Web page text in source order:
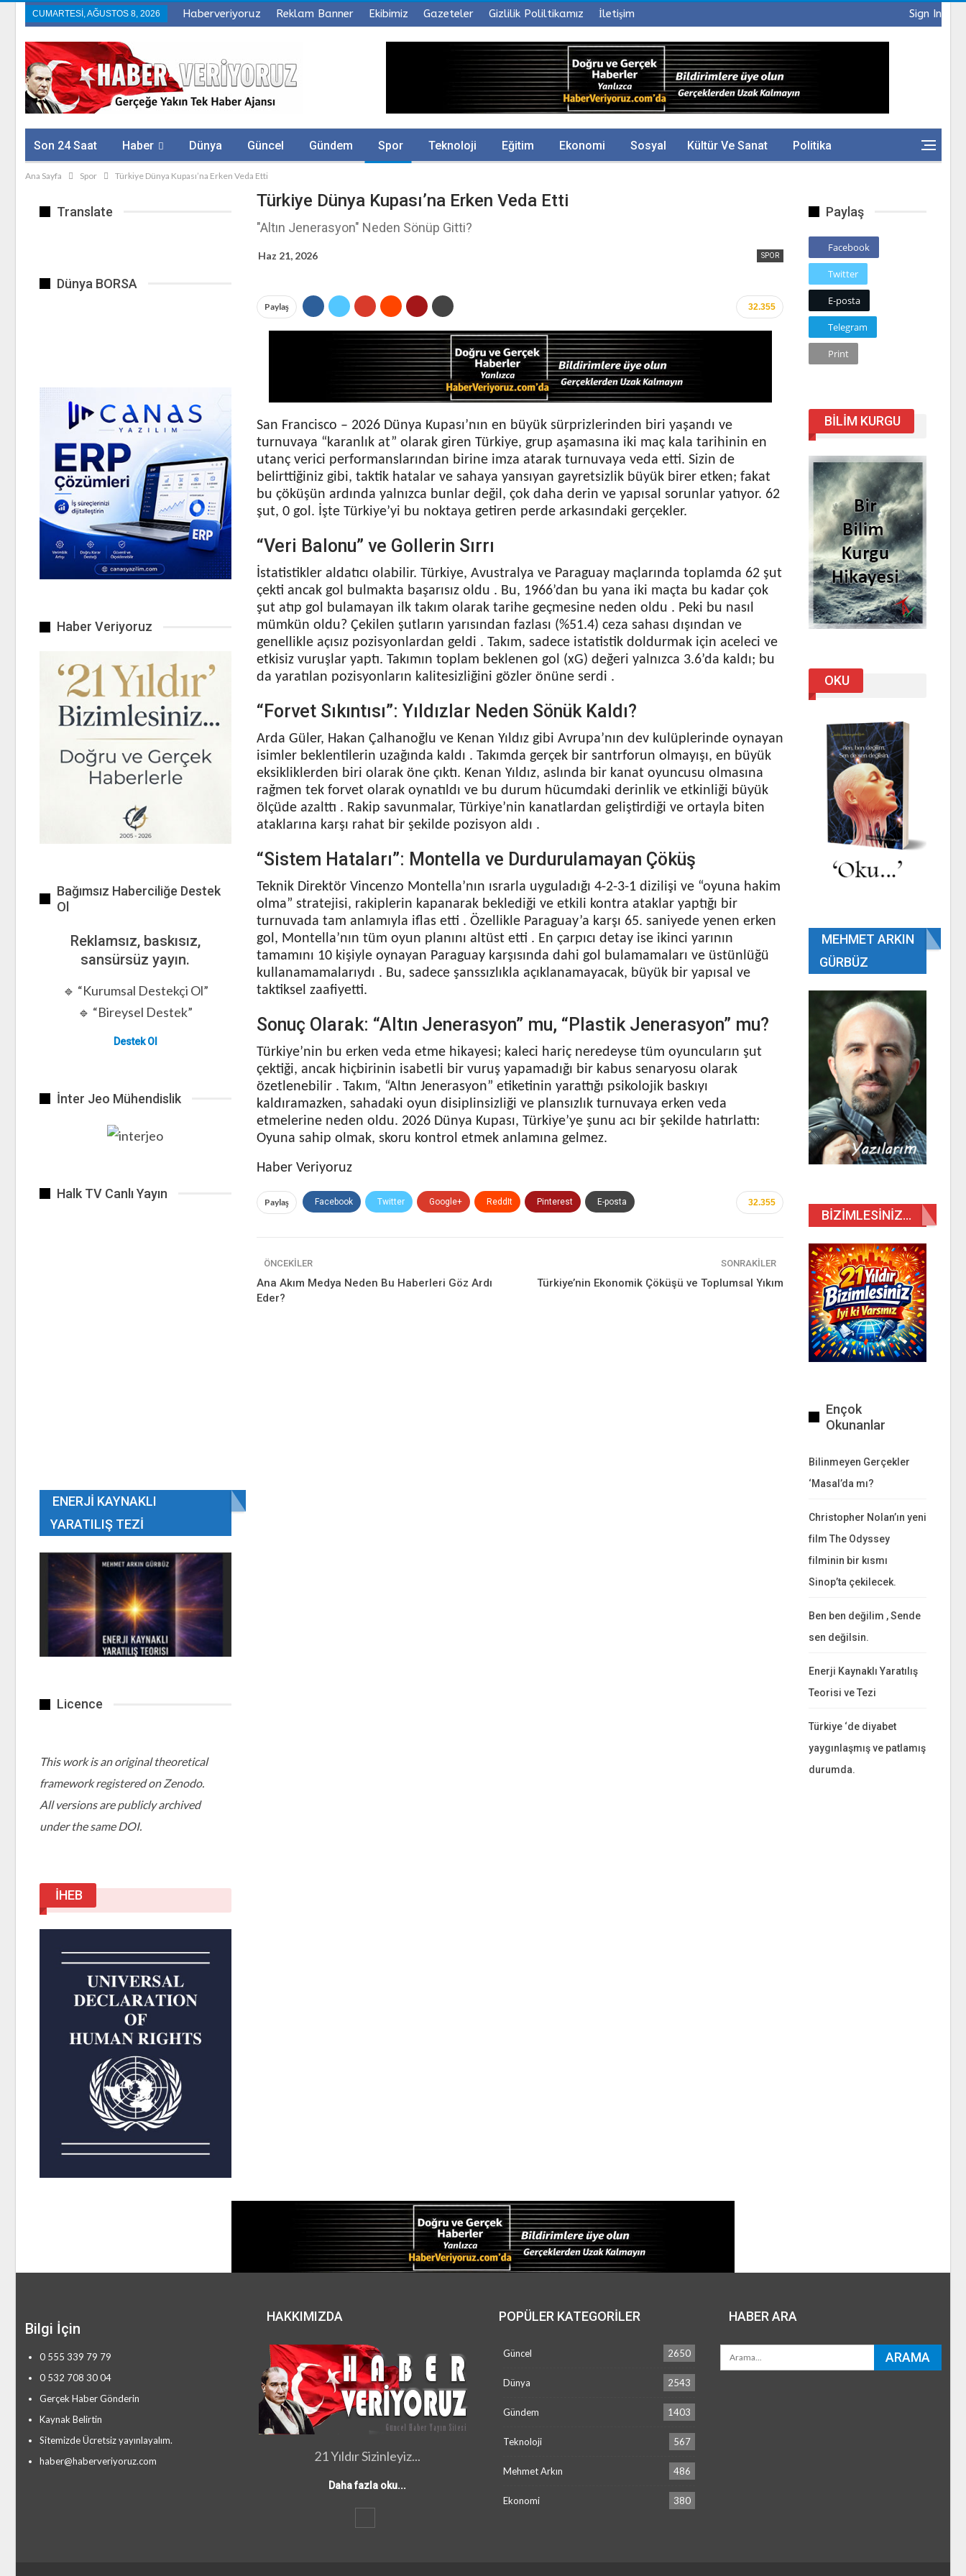
Sign In
CUMARTESI, AĞUSTOS 8, 2026 Haberveriyoruz Reklam Banner Ekibimiz Gazeteler Gizlilik Poliltikamız İletişim
Son 24 Saat Haber Dünya Güncel Gündem Spor Teknoloji Eğitim Ekonomi Sosyal Kültür Ve Sanat Politika
Sağlık Firmalar
Ana Sayfa Spor Türkiye Dünya Kupası’na Erken Veda Etti
Türkiye Dünya Kupası’na Erken Veda Etti
"Altın Jenerasyon" Neden Sönüp Gitti?
SPOR
Haz 21, 2026
32.355
Paylaş
San Francisco – 2026 Dünya Kupası’nın en büyük sürprizlerinden biri yaşandı ve
turnuvaya “karanlık at” olarak giren Türkiye, grup aşamasına iki maç kala tarihinin en
utanç verici performanslarından birine imza atarak turnuvaya veda etti. Sizin de
belirttiğiniz gibi, taktik hatalar ve sahaya yansıyan gayretsizlik büyük birer etken; fakat
bu çöküşün ardında yalnızca bunlar değil, çok daha derin ve yapısal sorunlar yatıyor. 62
şut, 0 gol. İşte Türkiye’yi bu noktaya getiren perde arkasındaki gerçekler.
“Veri Balonu” ve Gollerin Sırrı
İstatistikler aldatıcı olabilir. Türkiye, Avustralya ve Paraguay maçlarında toplamda 62 şut
çekti ancak gol bulmakta başarısız oldu . Bu, 1966’dan bu yana iki maçta bu kadar çok
şut atıp gol bulamayan ilk takım olarak tarihe geçmesine neden oldu . Peki bu nasıl
mümkün oldu? Çekilen şutların yarısından fazlası (%51.4) ceza sahası dışından ve
genellikle açısız pozisyonlardan geldi . Takım, sadece istatistik doldurmak için aceleci ve
etkisiz vuruşlar yaptı. Takımın toplam beklenen gol (xG) değeri yalnızca 3.6’da kaldı; bu
da yaratılan pozisyonların kalitesizliğini gözler önüne serdi .
“Forvet Sıkıntısı”: Yıldızlar Neden Sönük Kaldı?
Arda Güler, Hakan Çalhanoğlu ve Kenan Yıldız gibi Avrupa’nın dev kulüplerinde oynayan
isimler beklentilerin uzağında kaldı . Takımda gerçek bir santrforun olmayışı, en büyük
eksikliklerden biri olarak öne çıktı. Kenan Yıldız, aslında bir kanat oyuncusu olmasına
rağmen tek forvet olarak oynatıldı ve bu durum hücumdaki derinlik ve etkinliği büyük
ölçüde azalttı . Rakip savunmalar, Türkiye’nin kanatlardan geliştirdiği ve ortayla biten
ataklarına karşı rahat bir şekilde pozisyon aldı .
“Sistem Hataları”: Montella ve Durdurulamayan Çöküş
Teknik Direktör Vincenzo Montella’nın ısrarla uyguladığı 4-2-3-1 dizilişi ve “oyuna hakim
olma” stratejisi, rakiplerin kapanarak beklediği ve etkili kontra ataklar yaptığı bir
turnuvada tam anlamıyla iflas etti . Özellikle Paraguay’a karşı 65. saniyede yenen erken
gol, Montella’nın tüm oyun planını altüst etti . En çarpıcı detay ise ikinci yarının
tamamını 10 kişiyle oynayan Paraguay karşısında dahi gol bulamamaları ve üstünlüğü
kullanamamalarıydı . Bu, sadece şanssızlıkla açıklanamayacak, büyük bir yapısal ve
taktiksel zaafiyetti.
Sonuç Olarak: “Altın Jenerasyon” mu, “Plastik Jenerasyon” mu?
Türkiye’nin bu erken veda etme hikayesi; kaleci hariç neredeyse tüm oyuncuların şut
çektiği, ancak hiçbirinin isabetli bir vuruş yapamadığı bir kabus senaryosu olarak
özetlenebilir . Takım, “Altın Jenerasyon” etiketinin yarattığı psikolojik baskıyı
kaldıramazken, sahadaki oyun disiplinsizliği ve plansızlık turnuvaya erken veda
etmelerine neden oldu. 2026 Dünya Kupası, Türkiye’ye şunu acı bir şekilde hatırlattı:
Oyuna sahip olmak, skoru kontrol etmek anlamına gelmez.
Haber Veriyoruz
32.355
Paylaş Facebook Twitter Google+ ReddIt Pinterest E-posta
ÖNCEKILER
Ana Akım Medya Neden Bu Haberleri Göz Ardı
Eder?
SONRAKILER
Türkiye’nin Ekonomik Çöküşü ve Toplumsal Yıkım
Translate
Dünya BORSA
Haber Veriyoruz
Bağımsız Haberciliğe Destek
Ol
Reklamsız, baskısız,
sansürsüz yayın.
🔹 “Kurumsal Destekçi Ol”
🔹 “Bireysel Destek”
Destek Ol
İnter Jeo Mühendislik
Halk TV Canlı Yayın
ENERJI KAYNAKLI
YARATILIŞ TEZI
Licence
This work is an original theoretical
framework registered on Zenodo.
All versions are publicly archived
under the same DOI.
İHEB
Paylaş
Facebook
Twitter
E-posta
Telegram
Print
BILIM KURGU
OKU
MEHMET ARKIN
GÜRBÜZ
BIZIMLESINIZ…
Ençok
Okunanlar
Bilinmeyen Gerçekler
‘Masal’da mı?
Christopher Nolan’ın yeni
film The Odyssey
filminin bir kısmı
Sinop’ta çekilecek.
Ben ben değilim , Sende
sen değilsin.
Enerji Kaynaklı Yaratılış
Teorisi ve Tezi
Türkiye ‘de diyabet
yaygınlaşmış ve patlamış
durumda.
Bilgi İçin
0 555 339 79 79
0 532 708 30 04
Gerçek Haber Gönderin
Kaynak Belirtin
Sitemizde Ücretsiz yayınlayalım.
haber@haberveriyoruz.com
HAKKIMIZDA
21 Yıldır Sizinleyiz...
Daha fazla oku...
POPÜLER KATEGORILER
Güncel 2650
Dünya 2543
Gündem 1403
Teknoloji 567
Mehmet Arkın 486
Ekonomi 380
HABER ARA